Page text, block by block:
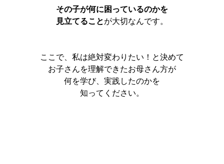
その子が何に困っているのかを
見立てることが大切なんです。
ここで、私は絶対変わりたい！と決めて
お子さんを理解できたお母さん方が
何を学び、実践したのかを
知ってください。